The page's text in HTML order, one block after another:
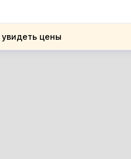
цены